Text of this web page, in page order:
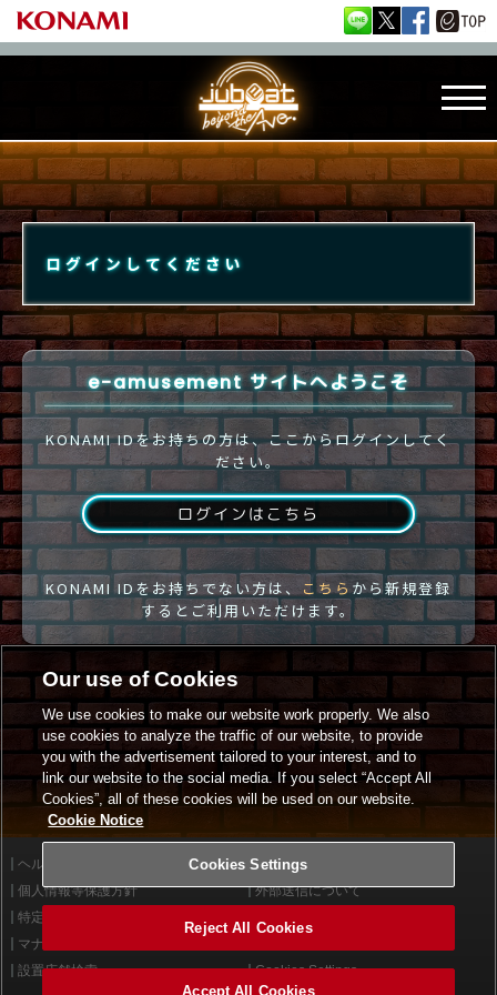
ログインしてください
e-amusement サイトへようこそ
KONAMI IDをお持ちの方は、ここからログインしてく
ださい。
ログインはこちら
KONAMI IDをお持ちでない方は、 こちらから新規登録
するとご利用いただけます。
ヘルプ
利用規約
個人情報等保護方針
外部送信について
特定商取引法に基づく表示
マナー＆ルール
設置店舗検索
Cookies Settings
Our use of Cookies
We use cookies to make our website work properly. We also
use cookies to analyze the traffic of our website, to provide
you with the advertisement tailored to your interest, and to
link our website to the social media. If you select “Accept All
Cookies”, all of these cookies will be used on our website.
Cookie Notice
Cookies Settings
Reject All Cookies
Accept All Cookies